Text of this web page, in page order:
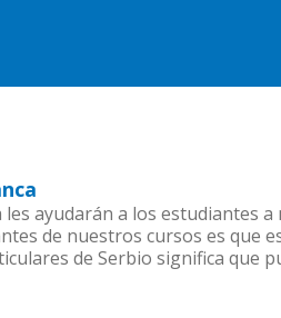
ayudarán a los estudiantes
de nuestros cursos es que
de Serbio significa que